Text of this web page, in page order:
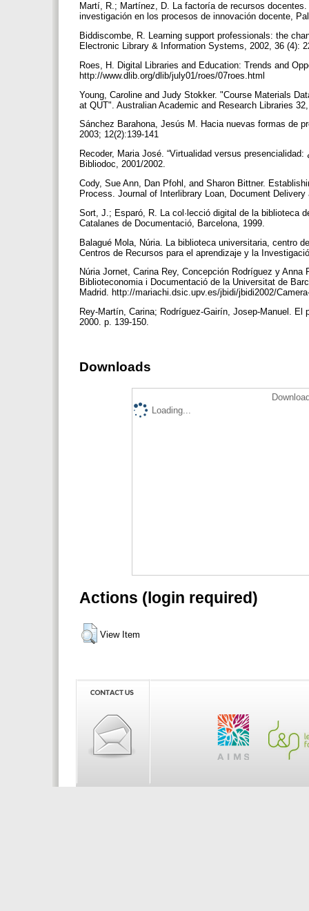
Martí, R.; Martínez, D. La factoría de recursos
investigación en los procesos de innovación docente,
Biddiscombe, R. Learning support professionals: the
Electronic Library & Information Systems, 2002, 36 (4):
Roes, H. Digital Libraries and Education: Trends and
http://www.dlib.org/dlib/july01/roes/07roes.html
Young, Caroline and Judy Stokker. "Course Materials
at QUT". Australian Academic and Research Libraries
Sánchez Barahona, Jesús M. Hacia nuevas formas de
2003; 12(2):139-141
Recoder, Maria José. “Virtualidad versus
Bibliodoc, 2001/2002.
Cody, Sue Ann, Dan Pfohl, and Sharon Bittner.
Process. Journal of Interlibrary Loan, Document
Sort, J.; Esparó, R. La col·lecció digital de la biblioteca
Catalanes de Documentació, Barcelona, 1999.
Balagué Mola, Núria. La biblioteca universitaria, centro
Centros de Recursos para el aprendizaje y la
Núria Jornet, Carina Rey, Concepción Rodríguez y
Biblioteconomia i Documentació de la Universitat de
Madrid. http://mariachi.dsic.upv.es/jbidi/jbidi2002/
Rey-Martín, Carina; Rodríguez-Gairín, Josep-Manuel.
2000. p. 139-150.
Downloads
Loading...
Actions (login required)
View Item